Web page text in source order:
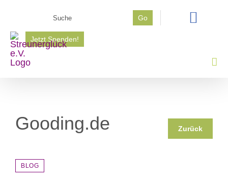
springen
Go
Jetzt Spenden!
Gooding.de Zurück
BLOG